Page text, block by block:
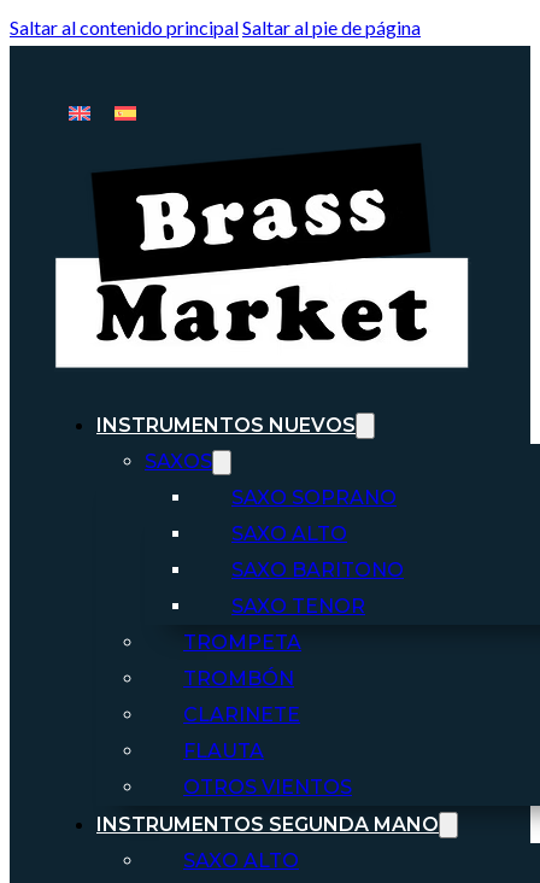
Saltar al contenido principalSaltar al pie de página
INSTRUMENTOS NUEVOS
SAXOS
SAXO SOPRANO
SAXO ALTO
SAXO BARITONO
SAXO TENOR
TROMPETA
TROMBÓN
CLARINETE
FLAUTA
OTROS VIENTOS
INSTRUMENTOS SEGUNDA MANO
SAXO ALTO